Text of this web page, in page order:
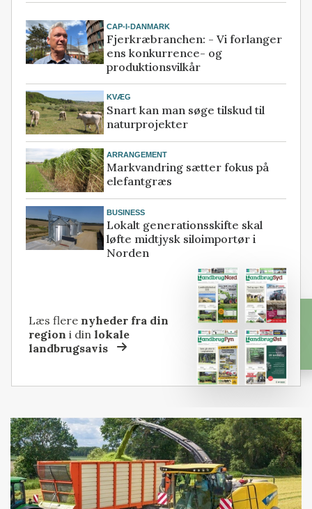
CAP-I-DANMARK
Fjerkræbranchen: - Vi forlanger
ens konkurrence- og
produktionsvilkår
KVÆG
Snart kan man søge tilskud til
naturprojekter
ARRANGEMENT
Markvandring sætter fokus på
elefantgræs
BUSINESS
Lokalt generationsskifte skal
løfte midtjysk siloimportør i
Norden
Læs flere nyheder fra din
region i dinlokale
landbrugsavis